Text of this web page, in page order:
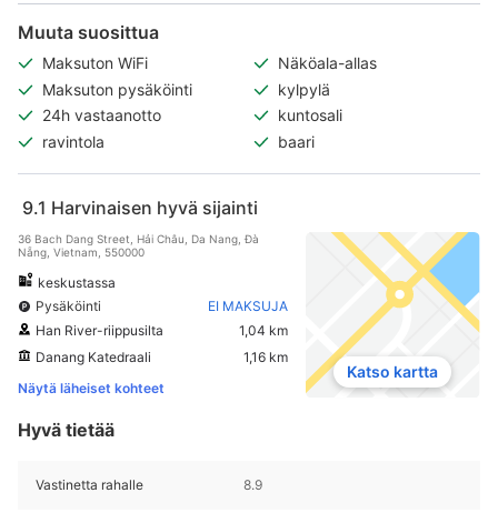
Muuta suosittua
Maksuton WiFi
Näköala-allas
Maksuton pysäköinti
kylpylä
24h vastaanotto
kuntosali
ravintola
baari
9.1 Harvinaisen hyvä sijainti
36 Bach Dang Street, Hải Châu, Da Nang, Ðà
Nẵng, Vietnam, 550000
keskustassa
Pysäköinti
EI MAKSUJA
Han River-riippusilta
1,04 km
Danang Katedraali
1,16 km
Näytä läheiset kohteet
Katso kartta
Hyvä tietää
Vastinetta rahalle 8.9